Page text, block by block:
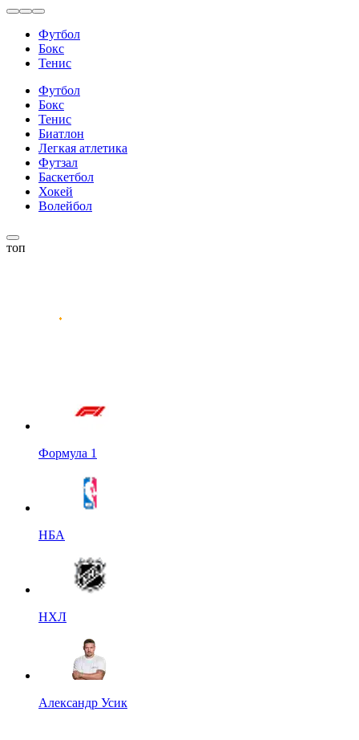
Футбол
Бокс
Тенис
Футбол
Бокс
Тенис
Биатлон
Легкая атлетика
Футзал
Баскетбол
Хокей
Волейбол
топ
Формула 1
НБА
НХЛ
Александр Усик